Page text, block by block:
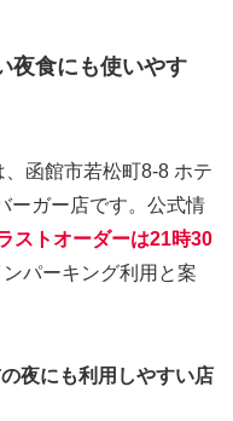
夜食にも使いやす
、函館市若松町8-8 ホテ
ーガー店です。公式情
ストオーダーは21時30
パーキング利用と案
夜にも利用しやすい店